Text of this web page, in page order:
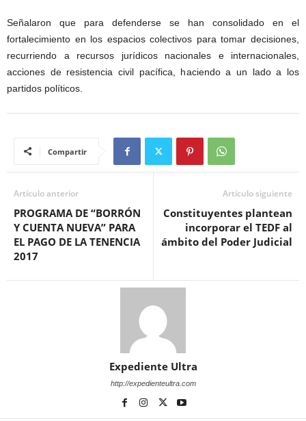
Señalaron que para defenderse se han consolidado en el
fortalecimiento en los espacios colectivos para tomar decisiones,
recurriendo a recursos jurídicos nacionales e internacionales,
acciones de resistencia civil pacífica, haciendo a un lado a los
partidos políticos.
Compartir
Artículo anterior
PROGRAMA DE “BORRÓN
Y CUENTA NUEVA” PARA
EL PAGO DE LA TENENCIA
2017
Artículo siguiente
Constituyentes plantean
incorporar el TEDF al
ámbito del Poder Judicial
Expediente Ultra
http://expedienteultra.com